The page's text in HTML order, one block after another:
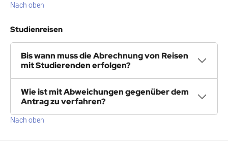
Nach oben
Studienreisen
Bis wann muss die Abrechnung von Reisen
mit Studierenden erfolgen?
Wie ist mit Abweichungen gegenüber dem
Antrag zu verfahren?
Nach oben